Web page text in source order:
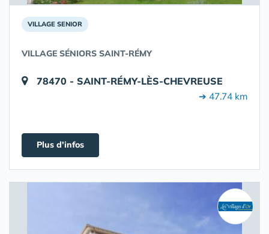
VILLAGE SENIOR
VILLAGE SÉNIORS SAINT-RÉMY
78470 - SAINT-RÉMY-LÈS-CHEVREUSE
➔ 47.74 km
Plus d'infos